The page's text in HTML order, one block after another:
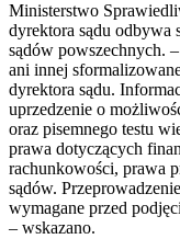
Ministerstwo
dyrektora sądu odbywa
sądów powszechnych.
ani innej
dyrektora sądu.
uprzedzenie o
oraz pisemnego testu
prawa dotyczących
rachunkowości, prawa
sądów.
wymagane przed
– wskazano.